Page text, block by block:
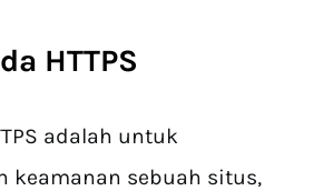
HTTPS
adalah untuk
keamanan sebuah situs,